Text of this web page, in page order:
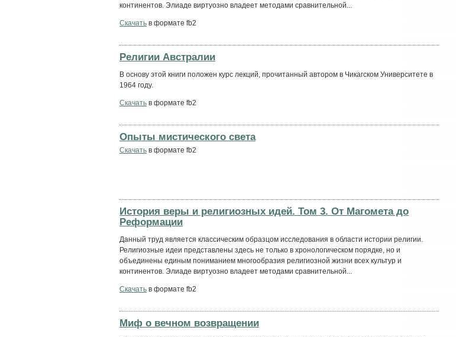
континентов. Элиаде виртуозно владеет методами сравнительной...
Скачать в формате fb2
Религии Австралии
В основу этой книги положен курс лекций, прочитанный автором в Чикагском Университете в
1964 году.
Скачать в формате fb2
Опыты мистического света
Скачать в формате fb2
История веры и религиозных идей. Том 3. От Магомета до
Реформации
Данный труд является классическим образцом исследования в области истории религии.
Религиозные идеи представлены здесь не только в хронологическом порядке, но и
объединены единым пониманием многообразия религиозной жизни всех культур и
континентов. Элиаде виртуозно владеет методами сравнительной...
Скачать в формате fb2
Миф о вечном возвращении